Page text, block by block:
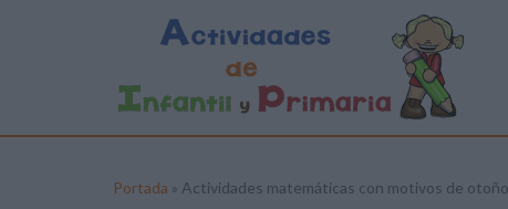
Portada » Actividades matemáticas con motivos de otoño